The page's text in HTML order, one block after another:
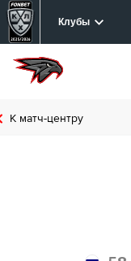
Клубы
К матч-центру